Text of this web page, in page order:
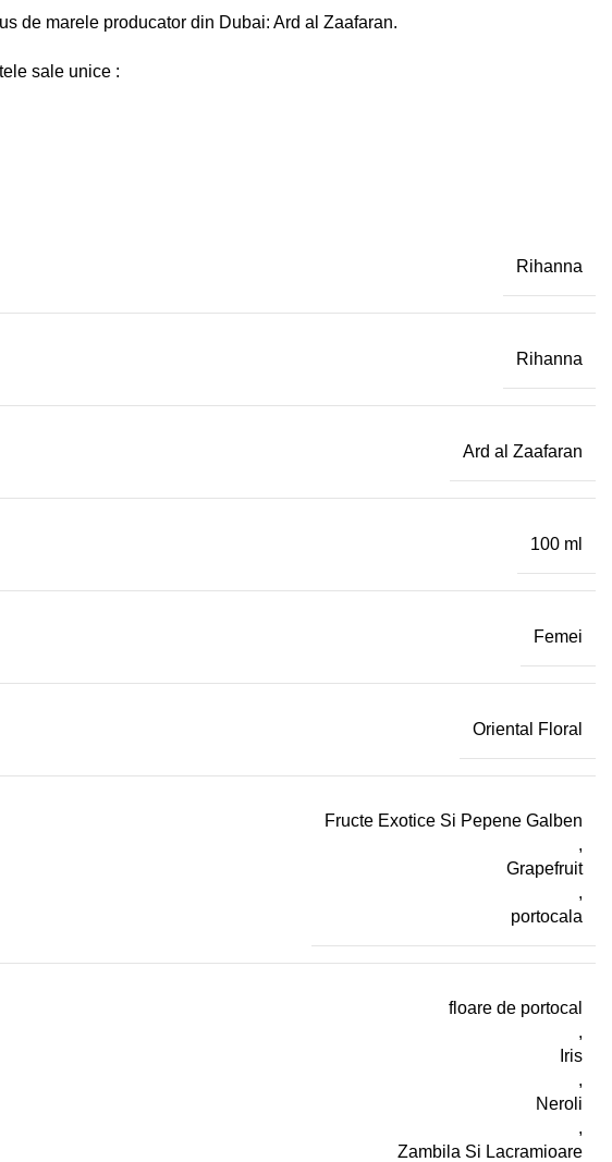
de marele producator din Dubai: Ard al Zaafaran.
sale unice :
Rihanna
Rihanna
Ard al Zaafaran
100 ml
Femei
Oriental Floral
Fructe Exotice Si Pepene Galben
,
Grapefruit
,
portocala
floare de portocal
,
Iris
,
Neroli
,
Zambila Si Lacramioare